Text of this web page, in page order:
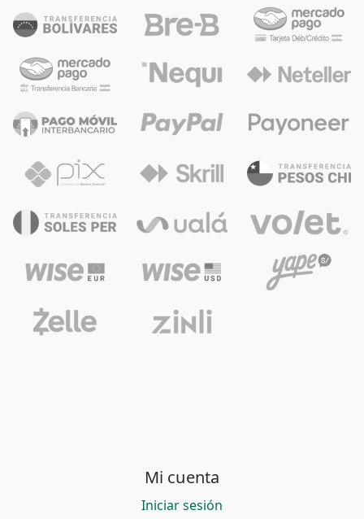
Mi cuenta
Iniciar sesión